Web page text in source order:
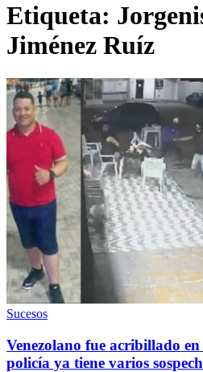
Etiqueta:
Jiménez Ruíz
Sucesos
Venezolano fue acribillado
policía ya tiene varios